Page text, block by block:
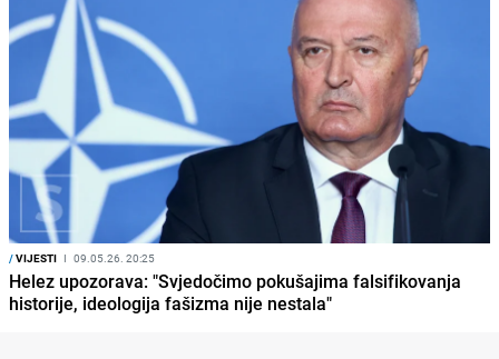
/VIJESTI I 09.05.26. 20:25
Helez upozorava: "Svjedočimo pokušajima falsifikovanja
historije, ideologija fašizma nije nestala"